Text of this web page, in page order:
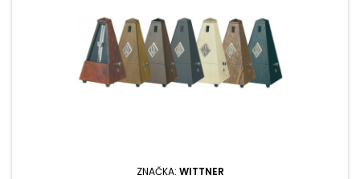
ZNAČKA: WITTNER